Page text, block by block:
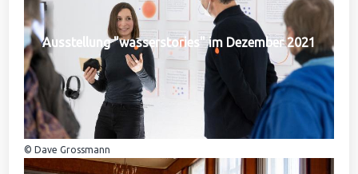
Ausstellung "wasserstories" im Dezember 2021
© Dave Grossmann